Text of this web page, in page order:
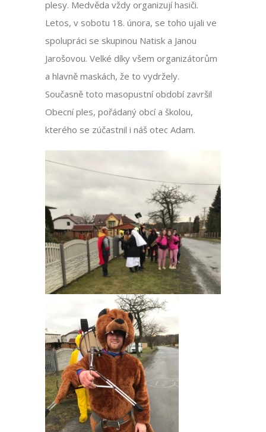
plesy. Medvěda vždy organizují hasiči.
Letos, v sobotu 18. února, se toho ujali ve
spolupráci se skupinou Natisk a Janou
Jarošovou. Velké díky všem organizátorům
a hlavně maskách, že to vydržely.
Současně toto masopustní období završil
Obecní ples, pořádaný obcí a školou,
kterého se zúčastnil i náš otec Adam.